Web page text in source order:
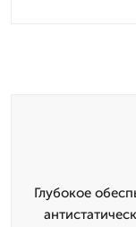
Глубокое